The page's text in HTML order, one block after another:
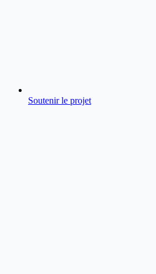
Soutenir le projet